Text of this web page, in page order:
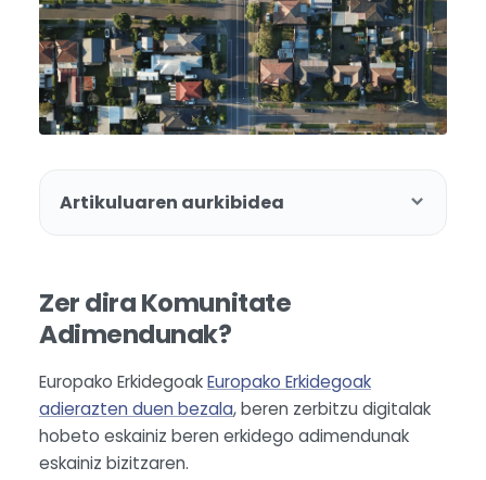
Artikuluaren aurkibidea
Zer dira Komunitate
Adimendunak?
Europako ErkidegoakEuropako Erkidegoak
adierazten duen bezala, beren zerbitzu digitalak
hobeto eskainiz beren erkidego adimendunak
eskainiz bizitzaren.